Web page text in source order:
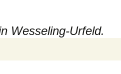
Wesseling-Urfeld.